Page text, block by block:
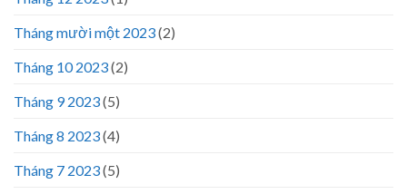
Tháng mười một 2023(2)
Tháng 10 2023(2)
Tháng 9 2023(5)
Tháng 8 2023(4)
Tháng 7 2023(5)